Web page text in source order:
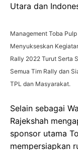
Utara dan
Management Toba
Menyukseskan
Rally 2022 Turut Serta
Semua Tim Rally dan
TPL dan Masyarakat.
Selain sebagai
Rajekshah
sponsor utama
mempersiapkan